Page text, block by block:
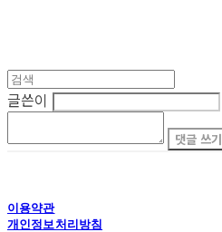
글쓴이
댓글 쓰기
이용약관
개인정보처리방침